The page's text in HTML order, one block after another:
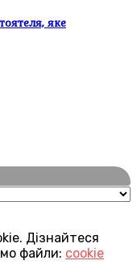
яке
Дізнайтеся
файли: cookie